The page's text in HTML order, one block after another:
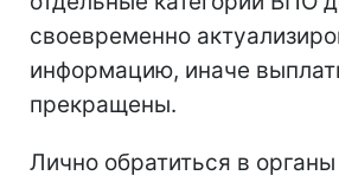
своевременно
информацию, иначе
прекращены.
Лично обратиться в